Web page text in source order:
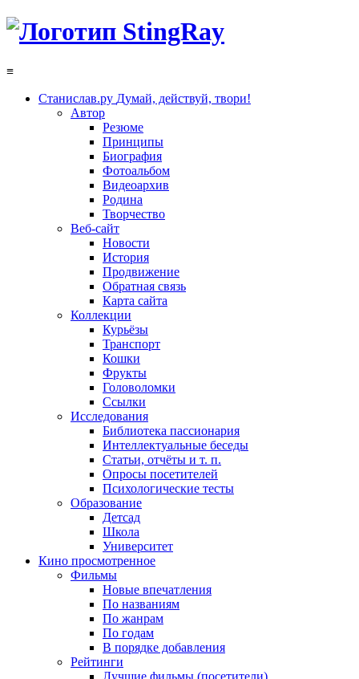
≡
Станислав.ру Думай, действуй, твори!
Автор
Резюме
Принципы
Биография
Фотоальбом
Видеоархив
Родина
Творчество
Веб-сайт
Новости
История
Продвижение
Обратная связь
Карта сайта
Коллекции
Курьёзы
Транспорт
Кошки
Фрукты
Головоломки
Ссылки
Исследования
Библиотека пассионария
Интеллектуальные беседы
Статьи, отчёты и т. п.
Опросы посетителей
Психологические тесты
Образование
Детсад
Школа
Университет
Кино просмотренное
Фильмы
Новые впечатления
По названиям
По жанрам
По годам
В порядке добавления
Рейтинги
Лучшие фильмы (посетители)